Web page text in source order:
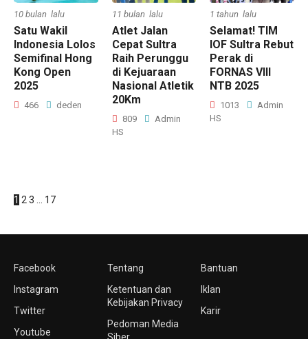
10 bulan lalu
Satu Wakil
Indonesia Lolos
Semifinal Hong
Kong Open
2025
466 deden
11 bulan lalu
Atlet Jalan
Cepat Sultra
Raih Perunggu
di Kejuaraan
Nasional Atletik
20Km
809
Admin
HS
1 tahun lalu
Selamat! TIM
IOF Sultra Rebut
Perak di
FORNAS VIII
NTB 2025
1013
Admin
HS
1 2 3 17
Facebook
Instagram
Twitter
Youtube
Tentang
Ketentuan dan
Kebijakan Privacy
Pedoman Media
Bantuan
Iklan
Karir